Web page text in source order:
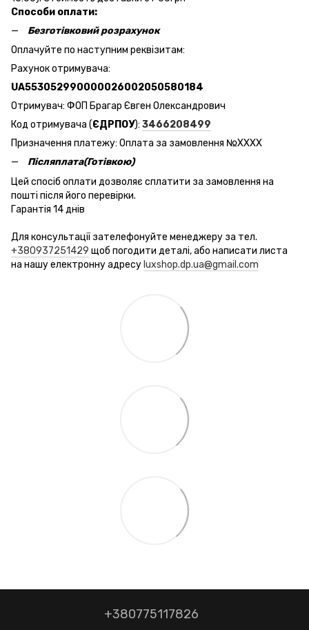
Способи оплати:
Безготівковий розрахунок
Оплачуйте по наступним реквізитам:
Рахунок отримувача:
UA553052990000026002050580184
Отримувач: ФОП Брагар Євген Олександрович
Код отримувача (ЄДРПОУ): 3466208499
Призначення платежу: Оплата за замовлення №ХХХХ
Післяплата(Готівкою)
Цей спосіб оплати дозволяє сплатити за замовлення на
пошті після його перевірки.
Гарантія 14 днів
Для консультації зателефонуйте менеджеру за тел.
+380937251429 щоб погодити деталі, або написати листа
на нашу електронну адресу luxshop.dp.ua@gmail.com
+380775117826